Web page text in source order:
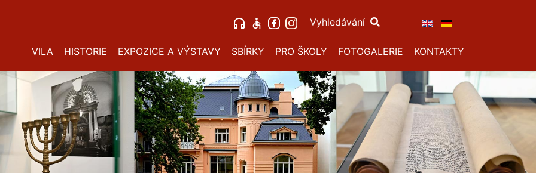
Vyhledávání
VILA HISTORIE EXPOZICE A VÝSTAVY SBÍRKY PRO ŠKOLY FOTOGALERIE KONTAKTY